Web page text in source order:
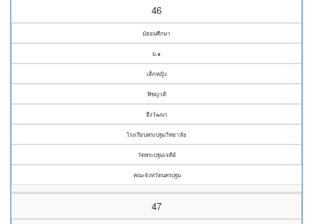
46
มัธยมศึกษา
ม.๑
เด็กหญิง
พิชญวดี
ฮึงวัฒนา
โรงเรียนพระปฐมวิทยาลัย
วัดพระปฐมเจดีย์
คณะจังหวัดนครปฐม
47